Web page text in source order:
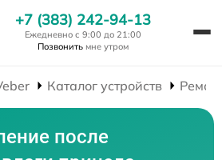
+7 (383) 242-94-13
Ежедневно с 9:00 до 21:00
Позвонить мне утром
Каталог устройств
после